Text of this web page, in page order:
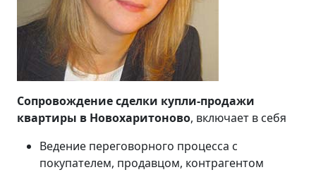
Сопровождение сделки купли-продажи
квартиры в Новохаритоново, включает в себя
Ведение переговорного процесса с
покупателем, продавцом, контрагентом